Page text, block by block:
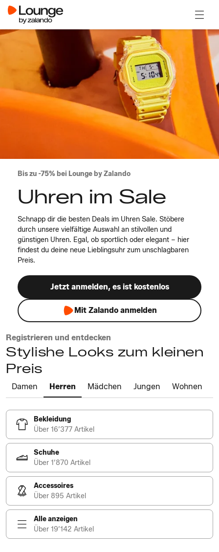
Bis zu -75% bei Lounge by Zalando
Uhren im Sale
Schnapp dir die besten Deals im Uhren Sale. Stöbere
durch unsere vielfältige Auswahl an stilvollen und
günstigen Uhren. Egal, ob sportlich oder elegant – hier
findest du deine neue Lieblingsuhr zum unschlagbaren
Preis.
Jetzt anmelden, es ist kostenlos
Mit Zalando anmelden
Registrieren und entdecken
Stylishe Looks zum kleinen
Preis
Damen Herren Mädchen Jungen Wohnen
Bekleidung
Über 16’377 Artikel
Schuhe
Über 1’870 Artikel
Accessoires
Über 895 Artikel
Alle anzeigen
Über 19’142 Artikel